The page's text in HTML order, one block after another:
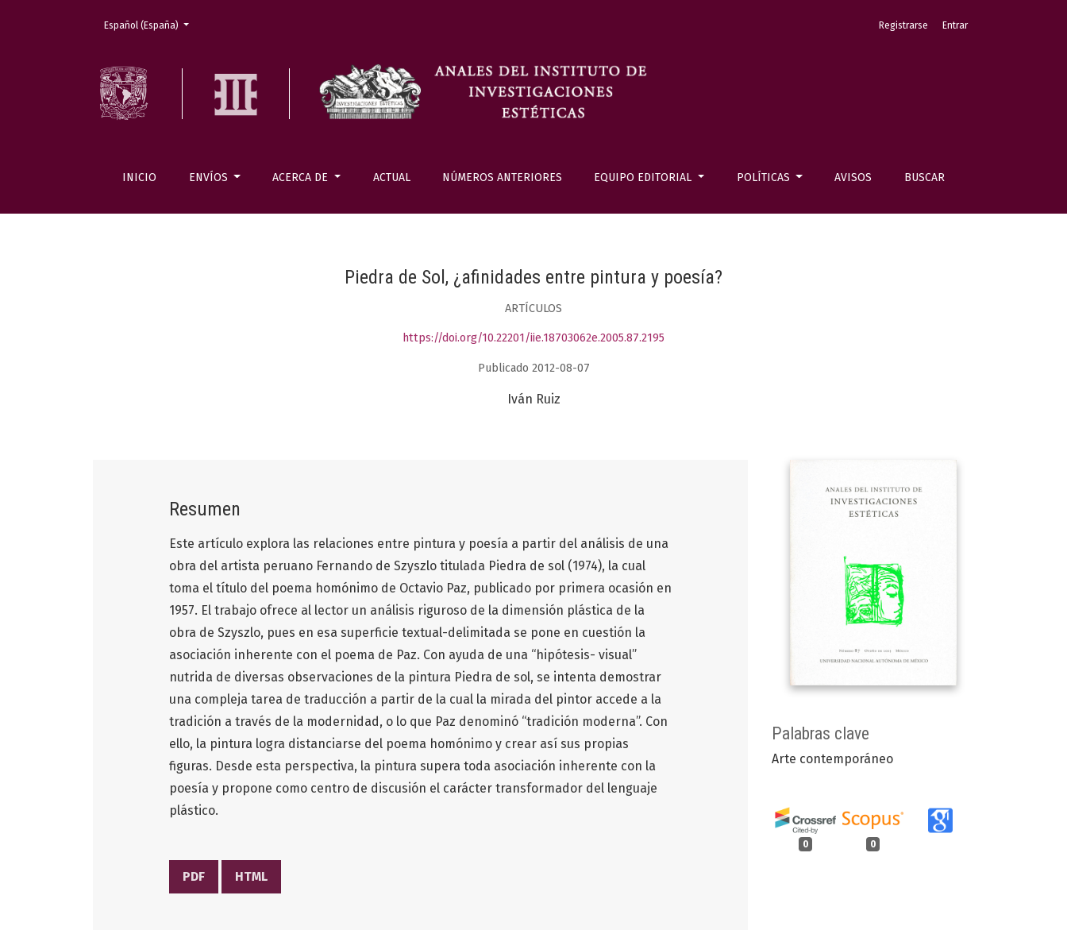
INICIO ENVÍOS ACERCA DE ACTUAL NÚMEROS ANTERIORES EQUIPO EDITORIAL POLÍTICAS AVISOS BUSCAR
Registrarse Entrar
Cambiar el idioma. El actual es:
Español (España)
Piedra de Sol, ¿afinidades entre pintura y poesía?
ARTÍCULOS
https://doi.org/10.22201/iie.18703062e.2005.87.2195
Publicado 2012-08-07
Iván Ruiz
Palabras clave
Arte contemporáneo
0 0
Resumen
Este artículo explora las relaciones entre pintura y poesía a partir del análisis de una
obra del artista peruano Fernando de Szyszlo titulada Piedra de sol (1974), la cual
toma el título del poema homónimo de Octavio Paz, publicado por primera ocasión en
1957. El trabajo ofrece al lector un análisis riguroso de la dimensión plástica de la
obra de Szyszlo, pues en esa superficie textual-delimitada se pone en cuestión la
asociación inherente con el poema de Paz. Con ayuda de una “hipótesis- visual”
nutrida de diversas observaciones de la pintura Piedra de sol, se intenta demostrar
una compleja tarea de traducción a partir de la cual la mirada del pintor accede a la
tradición a través de la modernidad, o lo que Paz denominó “tradición moderna”. Con
ello, la pintura logra distanciarse del poema homónimo y crear así sus propias
figuras. Desde esta perspectiva, la pintura supera toda asociación inherente con la
poesía y propone como centro de discusión el carácter transformador del lenguaje
plástico.
PDF HTML